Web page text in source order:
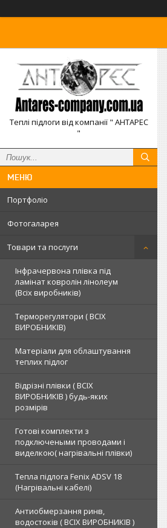
Теплі підлоги від компанії " АНТАРЕС
"
Портфоліо
Фотогаларея
Товари та послуги
Інфрачервона плівка під
ламінат ковролін лінолеум
(Всіх виробників)
Терморегулятори ( ВСІХ
ВИРОБНИКІВ)
Матеріали для облаштування
теплих підлог
Відрізні плівки ( ВСІХ
ВИРОБНИКІВ ) будь-яких
розмірів
Готові комплекти з
подключеными проводами і
виделкою( нагрівальні плівки)
Тепла підлога Fenix ADSV 18
(Нагрівальні кабелі)
Антиобмерзання ринв,
водостоків ( ВСІХ ВИРОБНИКІВ )